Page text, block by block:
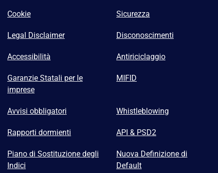
Cookie Sicurezza
Legal Disclaimer Disconoscimenti
Accessibilità Antiriciclaggio
Garanzie Statali per le
imprese
MIFID
Avvisi obbligatori Whistleblowing
Rapporti dormienti API & PSD2
Piano di Sostituzione degli
Indici
Nuova Definizione di
Default